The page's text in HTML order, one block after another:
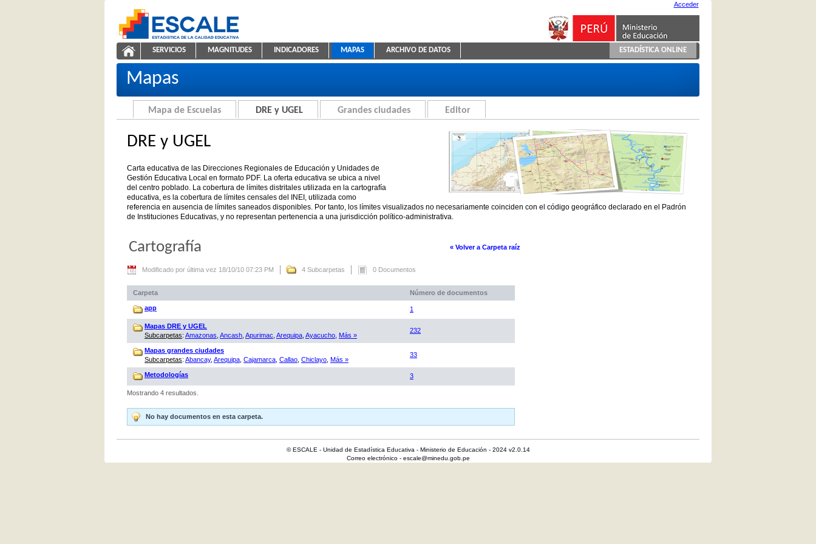
ESCALE - Unidad de Estadística Educativa
Carta educativa de DRE y UGEL
Acceder
NAVEGACIÓN
SERVICIOS MAGNITUDES INDICADORES MAPAS ARCHIVO DE DATOS ESTADÍSTICA ONLINE
Mapas
Mapa de Escuelas DRE y UGEL Grandes ciudades Editor
DRE y UGEL
Carta educativa de las Direcciones Regionales de Educación y Unidades de
Gestión Educativa Local en formato PDF. La oferta educativa se ubica a nivel
del centro poblado. La cobertura de límites distritales utilizada en la cartografía
educativa, es la cobertura de límites censales del INEI, utilizada como
referencia en ausencia de límites saneados disponibles. Por tanto, los límites visualizados no necesariamente coinciden con el código geográfico declarado en el Padrón
de Instituciones Educativas, y no representan pertenencia a una jurisdicción político-administrativa.
« Volver a Carpeta raíz
Cartografía
Modificado por última vez 18/10/10 07:23 PM 4 Subcarpetas 0 Documentos
Carpeta Número de documentos
app 1
Mapas DRE y UGEL
Subcarpetas: Amazonas Ancash Apurimac Arequipa Ayacucho Más »
232
Mapas grandes ciudades
Subcarpetas: Abancay, Arequipa Cajamarca Callao Chiclayo Más »
33
Metodologías 3
Mostrando 4 resultados.
No hay documentos en esta carpeta.
© ESCALE - Unidad de Estadística Educativa - Ministerio de Educación - 2024 v2.0.14
Correo electrónico - escale@minedu.gob.pe